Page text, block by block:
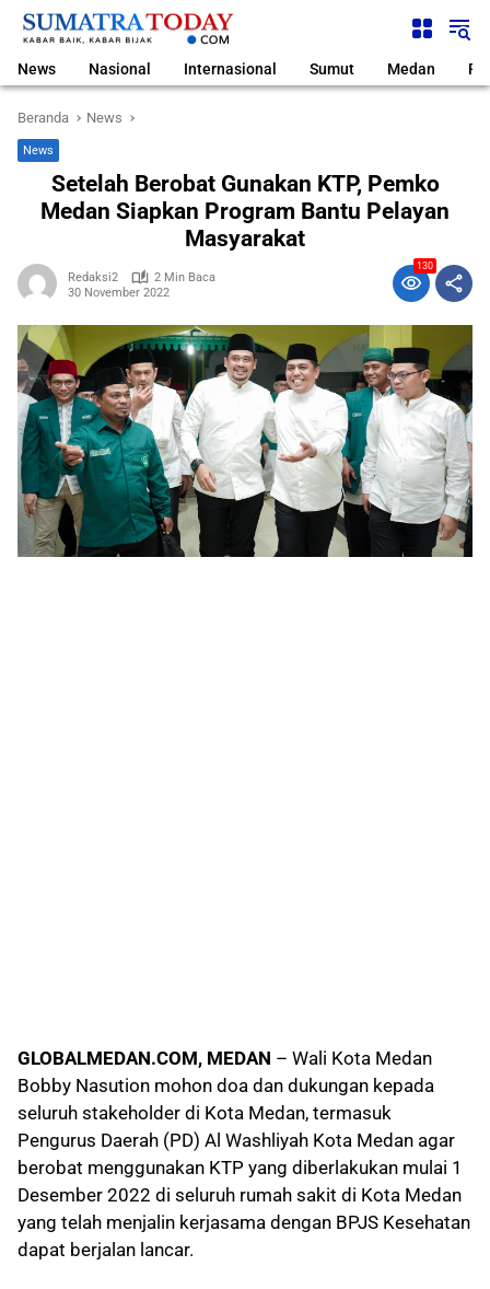
Langsung
News Nasional Internasional Sumut Medan
Beranda News
News
Setelah Berobat Gunakan KTP, Pemko
Medan Siapkan Program Bantu Pelayan
Masyarakat
Redaksi2
2 Min Baca
30 November 2022
130
GLOBALMEDAN.COM, MEDAN – Wali Kota Medan
Bobby Nasution mohon doa dan dukungan kepada
seluruh stakeholder di Kota Medan, termasuk
Pengurus Daerah (PD) Al Washliyah Kota Medan agar
berobat menggunakan KTP yang diberlakukan mulai 1
Desember 2022 di seluruh rumah sakit di Kota Medan
yang telah menjalin kerjasama dengan BPJS Kesehatan
dapat berjalan lancar.